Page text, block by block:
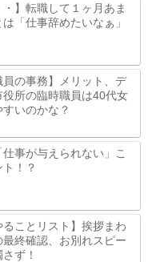
・】転職して１ヶ月あま
「仕事辞めたいなぁ」
員の事務】メリット、デ
役所の臨時職員は40代女
いのかな？
仕事が与えられない」こ
！？
ることリスト】挨拶まわ
最終確認、お別れスピー
ず！